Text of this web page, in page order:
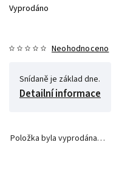
Vyprodáno
Neohodnoceno
Snídaně je základ dne.
Detailní informace
Položka byla vyprodána…